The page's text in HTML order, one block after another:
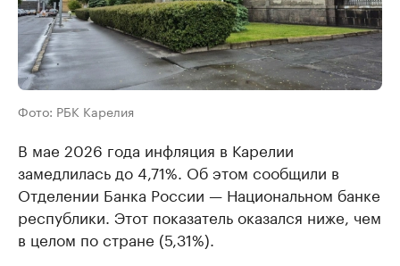
Фото: РБК Карелия
В мае 2026 года инфляция в Карелии
замедлилась до 4,71%. Об этом сообщили в
Отделении Банка России — Национальном банке
республики. Этот показатель оказался ниже, чем
в целом по стране (5,31%).